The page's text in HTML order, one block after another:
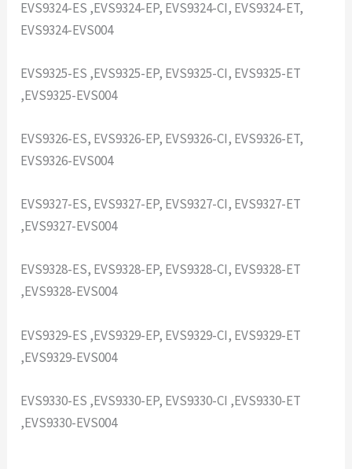
EVS9324-ES ,EVS9324-EP, EVS9324-CI, EVS9324-ET,
EVS9324-EVS004
EVS9325-ES ,EVS9325-EP, EVS9325-CI, EVS9325-ET
,EVS9325-EVS004
EVS9326-ES, EVS9326-EP, EVS9326-CI, EVS9326-ET,
EVS9326-EVS004
EVS9327-ES, EVS9327-EP, EVS9327-CI, EVS9327-ET
,EVS9327-EVS004
EVS9328-ES, EVS9328-EP, EVS9328-CI, EVS9328-ET
,EVS9328-EVS004
EVS9329-ES ,EVS9329-EP, EVS9329-CI, EVS9329-ET
,EVS9329-EVS004
EVS9330-ES ,EVS9330-EP, EVS9330-CI ,EVS9330-ET
,EVS9330-EVS004